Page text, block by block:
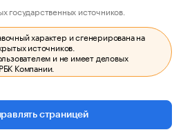
государственных источников.
характер и сгенерирована на
источников.
и не имеет деловых
Компании.
страницей